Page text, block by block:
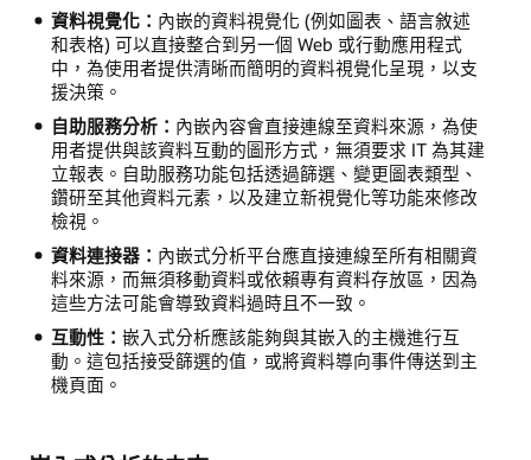
資料視覺化： 內嵌的資料視覺化 (例如圖表、語言敘述
和表格) 可以直接整合到另一個 Web 或行動應用程式
中，為使用者提供清晰而簡明的資料視覺化呈現，以支
援決策。
自助服務分析： 內嵌內容會直接連線至資料來源，為使
用者提供與該資料互動的圖形方式，無須要求 IT 為其建
立報表。自助服務功能包括透過篩選、變更圖表類型、
鑽研至其他資料元素，以及建立新視覺化等功能來修改
檢視。
資料連接器： 內嵌式分析平台應直接連線至所有相關資
料來源，而無須移動資料或依賴專有資料存放區，因為
這些方法可能會導致資料過時且不一致。
互動性： 嵌入式分析應該能夠與其嵌入的主機進行互
動。這包括接受篩選的值，或將資料導向事件傳送到主
機頁面。